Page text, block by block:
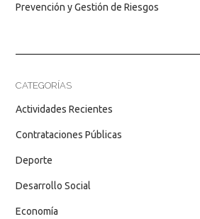
Prevención y Gestión de Riesgos
CATEGORÍAS
Actividades Recientes
Contrataciones Públicas
Deporte
Desarrollo Social
Economía